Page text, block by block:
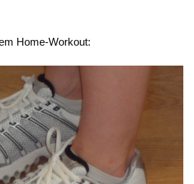
Home-Workout: